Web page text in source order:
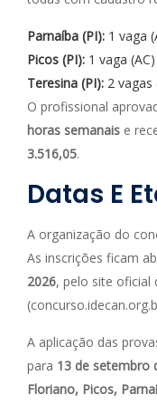
Parnaíba (PI): 1 vaga
Picos (PI): 1 vaga
Teresina (PI): 2 vagas
O profissional
horas semanais e
3.516,05.
Datas E
A organização do
As inscrições ficam
2026, pelo site oficial
A aplicação das
para 13 de setembro
Floriano, Picos,